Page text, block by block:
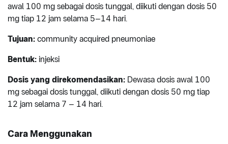
awal 100 mg sebagai dosis tunggal, diikuti dengan dosis 50
mg tiap 12 jam selama 5–14 hari.
Tujuan: community acquired pneumoniae
Bentuk: injeksi
Dosis yang direkomendasikan: Dewasa dosis awal 100
mg sebagai dosis tunggal, diikuti dengan dosis 50 mg tiap
12 jam selama 7 – 14 hari.
Cara Menggunakan